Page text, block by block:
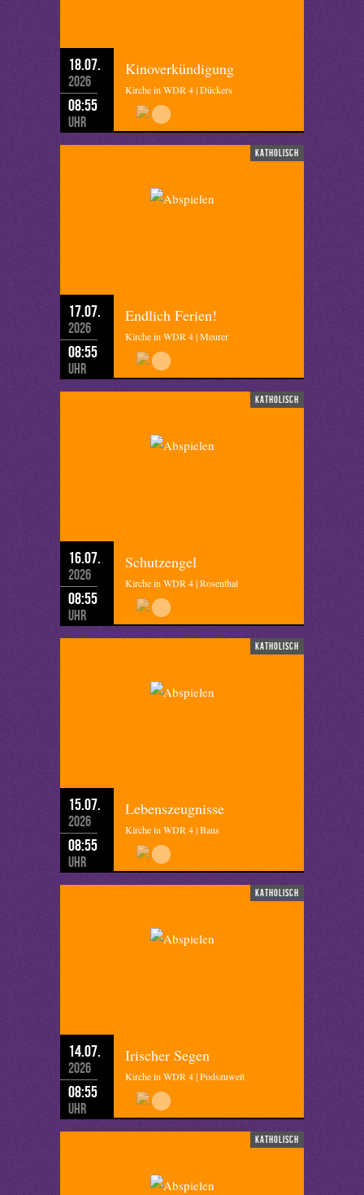
18.07.
2026
08:55
Uhr
Kinoverkündigung
Kirche in WDR 4 | Dückers
katholisch
17.07.
2026
08:55
Uhr
Endlich Ferien!
Kirche in WDR 4 | Meurer
katholisch
16.07.
2026
08:55
Uhr
Schutzengel
Kirche in WDR 4 | Rosenthal
katholisch
15.07.
2026
08:55
Uhr
Lebenszeugnisse
Kirche in WDR 4 | Bans
katholisch
14.07.
2026
08:55
Uhr
Irischer Segen
Kirche in WDR 4 | Podszuweit
katholisch